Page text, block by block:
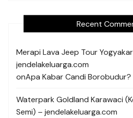
Recent
Merapi Lava Jeep Tour
jendelakeluarga.com
onApa Kabar Candi Borobudur?
Waterpark Goldland Karawaci
Semi) – jendelakeluarga.com